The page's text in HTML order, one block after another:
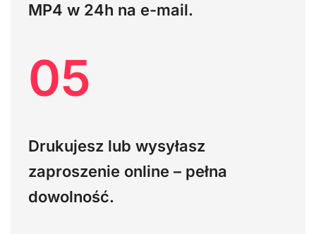
MP4 w 24h na e-mail.
05
Drukujesz lub wysyłasz
zaproszenie online – pełna
dowolność.